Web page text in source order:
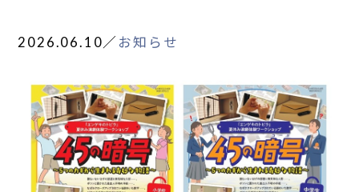
2026.06.10／ お知らせ